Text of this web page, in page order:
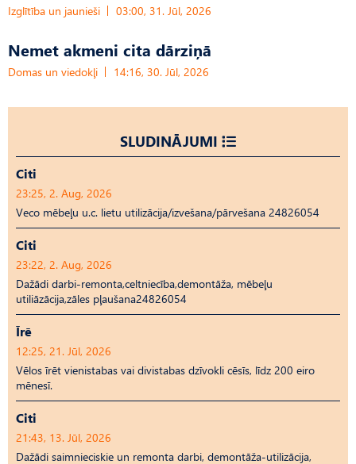
Izglītība un jaunieši 03:00, 31. Jūl, 2026
Nemet akmeni cita dārziņā
Domas un viedokļi 14:16, 30. Jūl, 2026
SLUDINĀJUMI
Citi
23:25, 2. Aug, 2026
Veco mēbeļu u.c. lietu utilizācija/izvešana/pārvešana 24826054
Citi
23:22, 2. Aug, 2026
Dažādi darbi-remonta,celtniecība,demontāža, mēbeļu
utiliāzācija,zāles pļaušana24826054
Īrē
12:25, 21. Jūl, 2026
Vēlos īrēt vienistabas vai divistabas dzīvokli cēsīs, līdz 200 eiro
mēnesī.
Citi
21:43, 13. Jūl, 2026
Dažādi saimnieciskie un remonta darbi, demontāža-utilizācija,